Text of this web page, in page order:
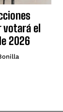
votará el
2026